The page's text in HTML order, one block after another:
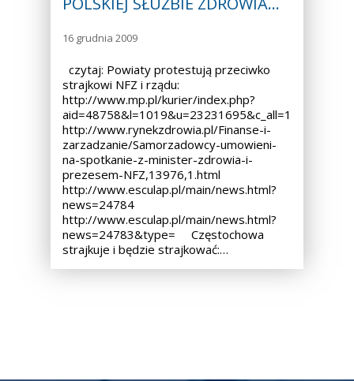
16 grudnia 2009
czytaj: Powiaty protestują przeciwko
strajkowi NFZ i rządu:
http://www.mp.pl/kurier/index.php?
aid=48758&l=1019&u=23231695&c_all=1
http://www.rynekzdrowia.pl/Finanse-i-
zarzadzanie/Samorzadowcy-umowieni-
na-spotkanie-z-minister-zdrowia-i-
prezesem-NFZ,13976,1.html
http://www.esculap.pl/main/news.html?
news=24784
http://www.esculap.pl/main/news.html?
news=24783&type= Częstochowa
strajkuje i będzie strajkować:…